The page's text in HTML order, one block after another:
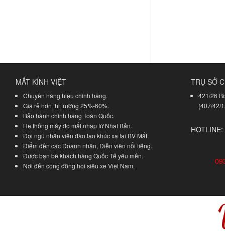
MẮT KÍNH VIỆT
Chuyên hàng hiệu chính hãng.
Giá rẻ hơn thị trường 25%-60%.
Bảo hành chính hãng Toàn Quốc.
Hệ thống máy đo mắt nhập từ Nhật Bản.
Đội ngũ nhân viên đào tạo khúc xạ tại BV Mắt.
Điểm đến các Doanh nhân, Diễn viên nổi tiếng.
Được bạn bè khách hàng Quốc Tế yêu mến.
Nơi đến cộng đồng hội siêu xe Việt Nam.
TRỤ SỞ
421/26
(407/42/
HOTLINE: